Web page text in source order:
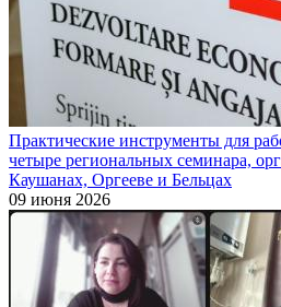
Практические инструменты для
четыре региональных семинара,
Каушанах, Оргееве и Бельцах
09 июня 2026